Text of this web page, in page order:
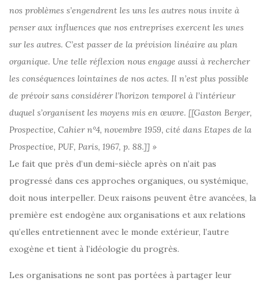
nos problèmes s’engendrent les uns les autres nous invite à
penser aux influences que nos entreprises exercent les unes
sur les autres. C’est passer de la prévision linéaire au plan
organique. Une telle réflexion nous engage aussi à rechercher
les conséquences lointaines de nos actes. Il n’est plus possible
de prévoir sans considérer l’horizon temporel à l’intérieur
duquel s’organisent les moyens mis en œuvre. [[Gaston Berger,
Prospective, Cahier n°4, novembre 1959, cité dans Etapes de la
Prospective, PUF, Paris, 1967, p. 88.]] »
Le fait que près d’un demi-siècle après on n’ait pas
progressé dans ces approches organiques, ou systémique,
doit nous interpeller. Deux raisons peuvent être avancées, la
première est endogène aux organisations et aux relations
qu’elles entretiennent avec le monde extérieur, l’autre
exogène et tient à l’idéologie du progrès.
Les organisations ne sont pas portées à partager leur